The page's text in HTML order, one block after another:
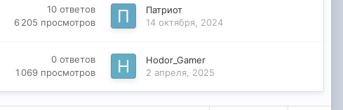
10 ответов
6 205 просмотров
Патриот
14 октября, 2024
0 ответов
1 069 просмотров
Hodor_Gamer
2 апреля, 2025